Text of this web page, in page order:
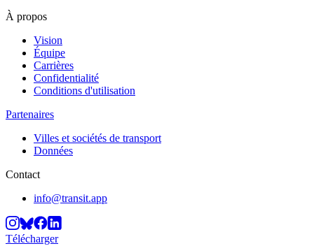
À propos
Vision
Équipe
Carrières
Confidentialité
Conditions d'utilisation
Partenaires
Villes et sociétés de transport
Données
Contact
info@transit.app
Télécharger